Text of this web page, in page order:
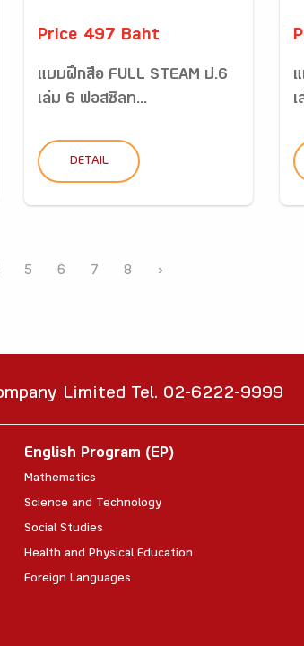
Price 497 Baht
แบบฝึกสื่อ FULL STEAM ป.6
เล่ม 6 ฟอสซิลท...
DETAIL
5 6 7 8 ›
Limited Tel. 02-6222-9999
English Program (EP)
Mathematics
Science and Technology
Social Studies
Health and Physical Education
Foreign Languages